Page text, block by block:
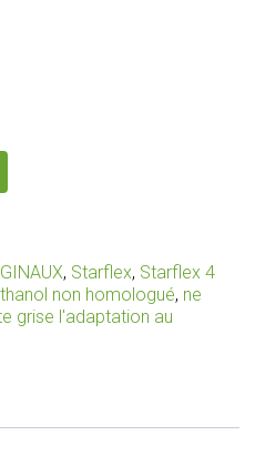
, Starflex, Starflex 4
non homologué, ne
grise l'adaptation au